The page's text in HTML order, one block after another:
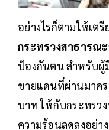
อย่างไรก็ตามให้เต
กระทรวงสาธารณ
ป้องกันตน สำหรับผู้
ชายแดนที่ผ่านมาค
บาท ให้กับกระทรว
ความร้อนลดลงอย่